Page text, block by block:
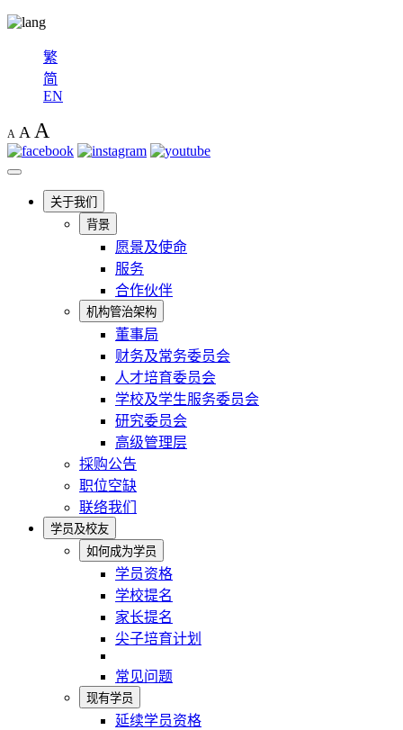
繁
简
EN
A A A
关于我们
背景
愿景及使命
服务
合作伙伴
机构管治架构
董事局
财务及常务委员会
人才培育委员会
学校及学生服务委员会
研究委员会
高级管理层
採购公告
职位空缺
联络我们
学员及校友
如何成为学员
学员资格
学校提名
家长提名
尖子培育计划
常见问题
现有学员
延续学员资格